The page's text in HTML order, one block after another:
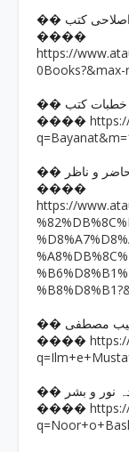
�� اصلاحی کتب
����
https://
0Books?&max-
و خطبات کتب
����
حاضر و ناظر
����
https://
غیب مصطفی
����
نور و بشر
����